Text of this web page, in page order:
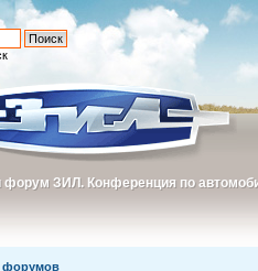
форум ЗИЛ. Конференция по
форум ЗИЛ. Конференция по
форумов